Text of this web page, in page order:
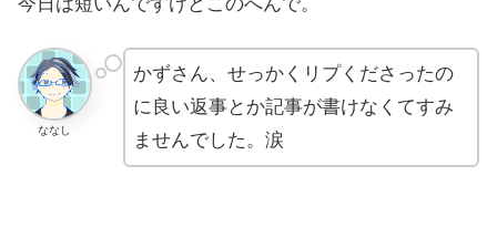
ななし
かずさん、せっかくリプくださったの
に良い返事とか記事が書けなくてすみ
ませんでした。涙